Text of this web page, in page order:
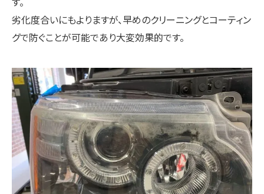
す。
劣化度合いにもよりますが、早めのクリーニングとコーティン
グで防ぐことが可能であり大変効果的です。